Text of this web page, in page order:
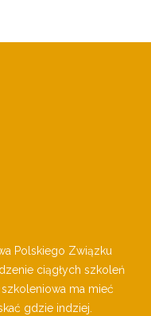
Polskiego Związku
ciągłych szkoleń
ma mieć
gdzie indziej.